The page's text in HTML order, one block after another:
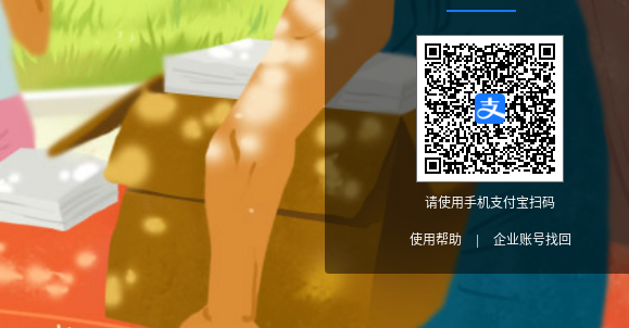
请使用手机支付宝扫码
使用帮助 企业账号找回